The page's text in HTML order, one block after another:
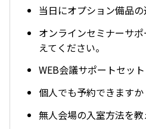
当日にオプション備品
オンラインセミナーサ
えてください。
WEB会議サポートセッ
個人でも予約できますか
無人会場の入室方法を教